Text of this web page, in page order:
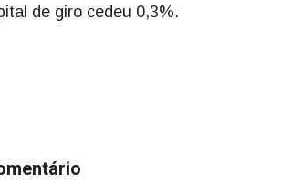
de giro cedeu 0,3%.